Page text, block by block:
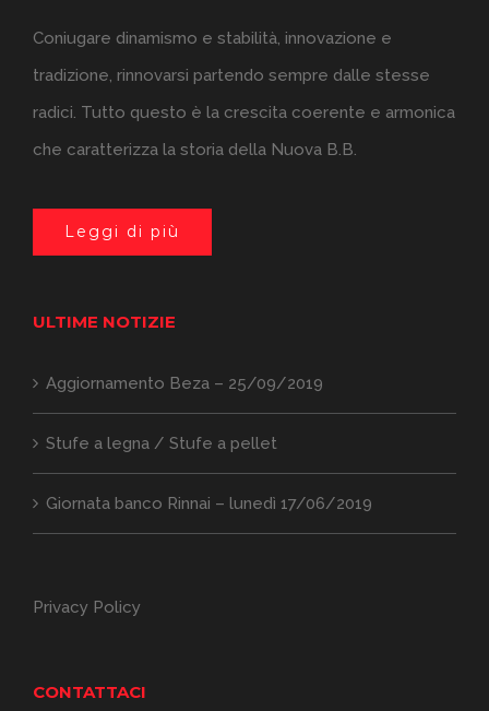
Coniugare dinamismo e stabilità, innovazione e
tradizione, rinnovarsi partendo sempre dalle stesse
radici. Tutto questo è la crescita coerente e armonica
che caratterizza la storia della Nuova B.B.
Leggi di più
ULTIME NOTIZIE
Aggiornamento Beza – 25/09/2019
Stufe a legna / Stufe a pellet
Giornata banco Rinnai – lunedì 17/06/2019
Privacy Policy
CONTATTACI